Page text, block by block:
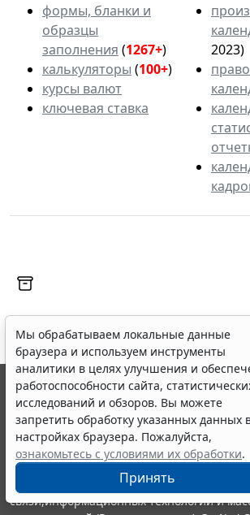
формы, бланки и
образцы
заполнения (1267+)
калькуляторы (100+)
курсы валют
ключевая ставка
2023)
Мы обрабатываем локальные данные
браузера и используем инструменты
аналитики в целях улучшения и
работоспособности сайта,
исследований и обзоров. Вы можете
запретить обработку указанных данных
настройках браузера. Пожалуйста,
ознакомьтесь с условиями их обработки.
Принять
© ООО "НПП "ГАРАНТ-СЕРВИС", 2026.
выпускается с 1990 года. Компания
являются участниками Российской
информации ГАРАНТ.
Портал ГАРАНТ.РУ зарегистрирован в
издания Федеральной службой по
связи,информационных технологий и